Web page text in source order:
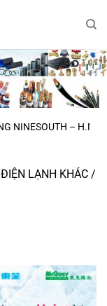
– H.NHÀ BÈ Đại
LẠNH KHÁC /